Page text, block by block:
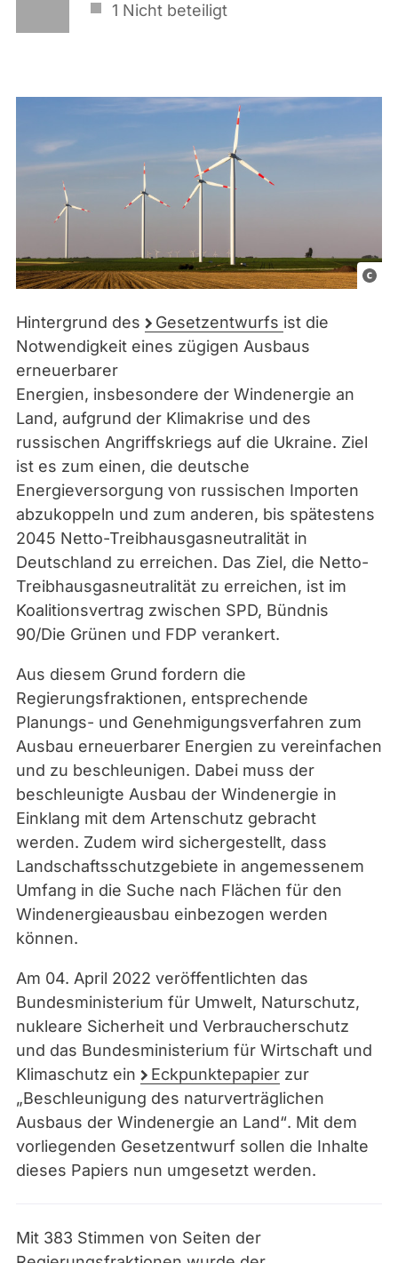
1 Nicht beteiligt
C
Hintergrund des Gesetzentwurfs ist die
Notwendigkeit eines zügigen Ausbaus
erneuerbarer
Energien, insbesondere der Windenergie an
Land, aufgrund der Klimakrise und des
russischen Angriffskriegs auf die Ukraine. Ziel
ist es zum einen, die deutsche
Energieversorgung von russischen Importen
abzukoppeln und zum anderen, bis spätestens
2045 Netto-Treibhausgasneutralität in
Deutschland zu erreichen. Das Ziel, die Netto-
Treibhausgasneutralität zu erreichen, ist im
Koalitionsvertrag zwischen SPD, Bündnis
90/Die Grünen und FDP verankert.
Aus diesem Grund fordern die
Regierungsfraktionen, entsprechende
Planungs- und Genehmigungsverfahren zum
Ausbau erneuerbarer Energien zu vereinfachen
und zu beschleunigen. Dabei muss der
beschleunigte Ausbau der Windenergie in
Einklang mit dem Artenschutz gebracht
werden. Zudem wird sichergestellt, dass
Landschaftsschutzgebiete in angemessenem
Umfang in die Suche nach Flächen für den
Windenergieausbau einbezogen werden
können.
Am 04. April 2022 veröffentlichten das
Bundesministerium für Umwelt, Naturschutz,
nukleare Sicherheit und Verbraucherschutz
und das Bundesministerium für Wirtschaft und
Klimaschutz ein Eckpunktepapier zur
„Beschleunigung des naturverträglichen
Ausbaus der Windenergie an Land“. Mit dem
vorliegenden Gesetzentwurf sollen die Inhalte
dieses Papiers nun umgesetzt werden.
Mit 383 Stimmen von Seiten der